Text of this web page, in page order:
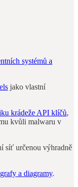
systémů a
jako vlastní
krádeže API klíčů,
kvůli malwaru v
síť určenou výhradně
a diagramy.